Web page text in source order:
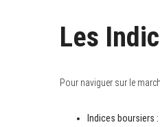
Les
Pour naviguer sur le
Indices boursiers :